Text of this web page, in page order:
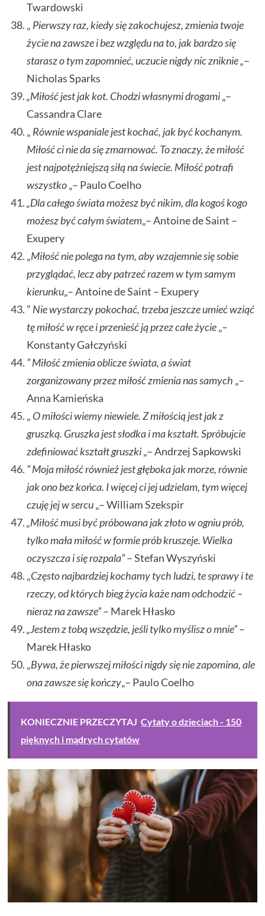
Twardowski
„ Pierwszy raz, kiedy się zakochujesz, zmienia twoje
życie na zawsze i bez względu na to, jak bardzo się
starasz o tym zapomnieć, uczucie nigdy nic zniknie „–
Nicholas Sparks
„Miłość jest jak kot. Chodzi własnymi drogami„–
Cassandra Clare
„ Równie wspaniale jest kochać, jak być kochanym.
Miłość ci nie da się zmarnować. To znaczy, że miłość
jest najpotężniejszą siłą na świecie. Miłość potrafi
wszystko„– Paulo Coelho
„Dla całego świata możesz być nikim, dla kogoś kogo
możesz być całym światem„– Antoine de Saint –
Exupery
„Miłość nie polega na tym, aby wzajemnie się sobie
przyglądać, lecz aby patrzeć razem w tym samym
kierunku„– Antoine de Saint – Exupery
” Nie wystarczy pokochać, trzeba jeszcze umieć wziąć
tę miłość w ręce i przenieść ją przez całe życie„–
Konstanty Gałczyński
” Miłość zmienia oblicze świata, a świat
zorganizowany przez miłość zmienia nas samych „–
Anna Kamieńska
„ O miłości wiemy niewiele. Z miłością jest jak z
gruszką. Gruszka jest słodka i ma kształt. Spróbujcie
zdefiniować kształt gruszki„– Andrzej Sapkowski
” Moja miłość również jest głęboka jak morze, równie
jak ono bez końca. I więcej ci jej udzielam, tym więcej
czuję jej w sercu„– William Szekspir
„Miłość musi być próbowana jak złoto w ogniu prób,
tylko mała miłość w formie prób kruszeje. Wielka
oczyszcza i się rozpala”– Stefan Wyszyński
„Często najbardziej kochamy tych ludzi, te sprawy i te
rzeczy, od których bieg życia każe nam odchodzić –
nieraz na zawsze”– Marek Hłasko
„Jestem z tobą wszędzie, jeśli tylko myślisz o mnie”–
Marek Hłasko
„Bywa, że pierwszej miłości nigdy się nie zapomina, ale
ona zawsze się kończy„– Paulo Coelho
KONIECZNIE PRZECZYTAJ Cytaty o dzieciach - 150
pięknych i mądrych cytatów